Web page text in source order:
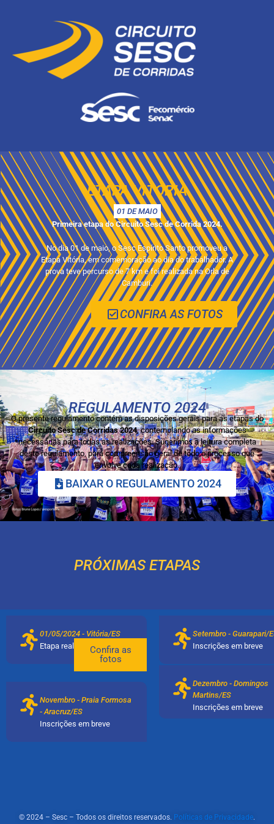
ETAPA VITÓRIA
01 DE MAIO
Primeira etapa do Circuito Sesc de Corrida 2024.
No dia 01 de maio, o Sesc Espírito Santo promoveu a
Etapa Vitória, em comemoração ao dia do trabalhador. A
prova teve percurso de 7 km e foi realizada na Orla de
Camburi.
CONFIRA AS FOTOS
REGULAMENTO 2024
O presente regulamento contém as disposições gerais para as etapas do
Circuito Sesc de Corridas 2024, contemplando as informações
necessárias para todas as realizações. Sugerimos a leitura completa
deste regulamento, para compreensão geral de todo o processo que
envolve cada realização.
BAIXAR O REGULAMENTO 2024
PRÓXIMAS ETAPAS
01/05/2024 - Vitória/ES
Etapa realizadaConfira as
fotos
Novembro - Praia Formosa
- Aracruz/ES
Inscrições em breve
Setembro - Guarapari/
Inscrições em breve
Dezembro - Domingos
Martins/ES
Inscrições em breve
© 2024 – Sesc – Todos os direitos reservados. Políticas de Privacidade.